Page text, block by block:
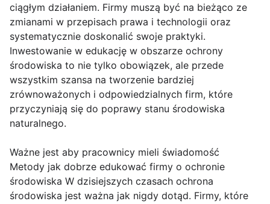
ciągłym działaniem. Firmy muszą być na bieżąco ze
zmianami w przepisach prawa i technologii oraz
systematycznie doskonalić swoje praktyki.
Inwestowanie w edukację w obszarze ochrony
środowiska to nie tylko obowiązek, ale przede
wszystkim szansa na tworzenie bardziej
zrównoważonych i odpowiedzialnych firm, które
przyczyniają się do poprawy stanu środowiska
naturalnego.
Ważne jest aby pracownicy mieli świadomość
Metody jak dobrze edukować firmy o ochronie
środowiska W dzisiejszych czasach ochrona
środowiska jest ważna jak nigdy dotąd. Firmy, które